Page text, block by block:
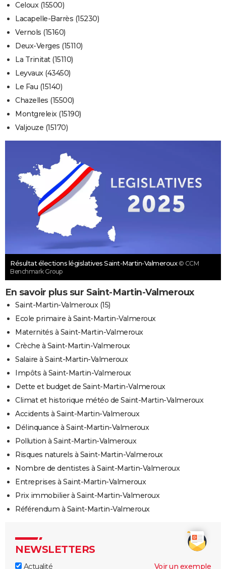
Celoux (15500)
Lacapelle-Barrès (15230)
Vernols (15160)
Deux-Verges (15110)
La Trinitat (15110)
Leyvaux (43450)
Le Fau (15140)
Chazelles (15500)
Montgreleix (15190)
Valjouze (15170)
Résultat élections législatives Saint-Martin-Valmeroux © CCM
Benchmark Group
En savoir plus sur Saint-Martin-Valmeroux
Saint-Martin-Valmeroux (15)
Ecole primaire à Saint-Martin-Valmeroux
Maternités à Saint-Martin-Valmeroux
Crèche à Saint-Martin-Valmeroux
Salaire à Saint-Martin-Valmeroux
Impôts à Saint-Martin-Valmeroux
Dette et budget de Saint-Martin-Valmeroux
Climat et historique météo de Saint-Martin-Valmeroux
Accidents à Saint-Martin-Valmeroux
Délinquance à Saint-Martin-Valmeroux
Pollution à Saint-Martin-Valmeroux
Risques naturels à Saint-Martin-Valmeroux
Nombre de dentistes à Saint-Martin-Valmeroux
Entreprises à Saint-Martin-Valmeroux
Prix immobilier à Saint-Martin-Valmeroux
Référendum à Saint-Martin-Valmeroux
NEWSLETTERS
Actualité
Voir un exemple